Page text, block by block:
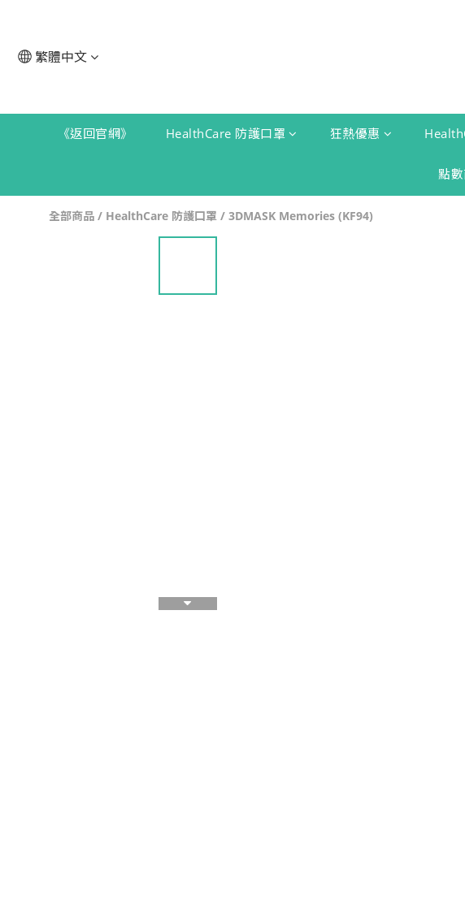
繁體中文
《返回官網》 HealthCare 防護口罩 狂熱優惠
點
全部商品 / HealthCare 防護口罩 / 3DMASK Memories (KF94)